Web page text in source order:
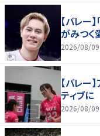
【バレー
がみつく
2026/08/
【バレー
ティブ
2026/08/